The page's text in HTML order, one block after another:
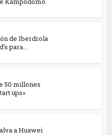
de Iberdrola
para...
50 millones
ups»
a Huawei